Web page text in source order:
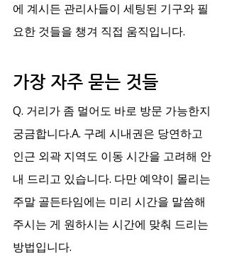
에 계시든 관리사들이 세팅된 기구와 필
요한 것들을 챙겨 직접 움직입니다.
가장 자주 묻는 것들
Q. 거리가 좀 멀어도 바로 방문 가능한지
궁금합니다.A. 구례 시내권은 당연하고
인근 외곽 지역도 이동 시간을 고려해 안
내 드리고 있습니다. 다만 예약이 몰리는
주말 골든타임에는 미리 시간을 말씀해
주시는 게 원하시는 시간에 맞춰 드리는
방법입니다.